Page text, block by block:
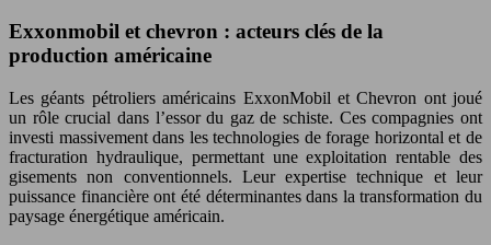
Exxonmobil et chevron : acteurs clés de la
production américaine
Les géants pétroliers américains ExxonMobil et Chevron ont joué
un rôle crucial dans l’essor du gaz de schiste. Ces compagnies ont
investi massivement dans les technologies de forage horizontal et de
fracturation hydraulique, permettant une exploitation rentable des
gisements non conventionnels. Leur expertise technique et leur
puissance financière ont été déterminantes dans la transformation du
paysage énergétique américain.